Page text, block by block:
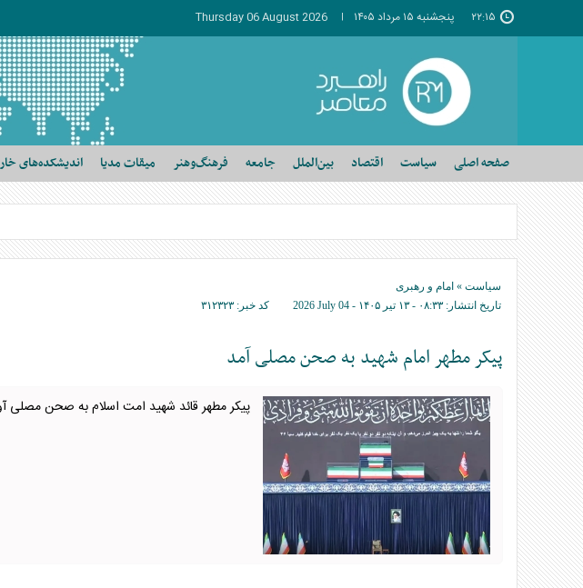
۲۲:۱۵ پنجشنبه ۱۵ مرداد ۱۴۰۵ Thursday 06 August 2026
صفحه اصلی سیاست اقتصاد بین‌الملل جامعه فرهنگ‌وهنر میقات مدیا اندیشکده‌های
سیاست » امام و رهبری
تاریخ انتشار: ۰۸:۳۳ - ۱۳ تير ۱۴۰۵ - 2026 July 04 کد خبر: ۳۱۲۳۲۳
پیکر مطهر امام شهید به صحن مصلی آمد
پیکر مطهر قائد شهید امت اسلام به صحن مصلی